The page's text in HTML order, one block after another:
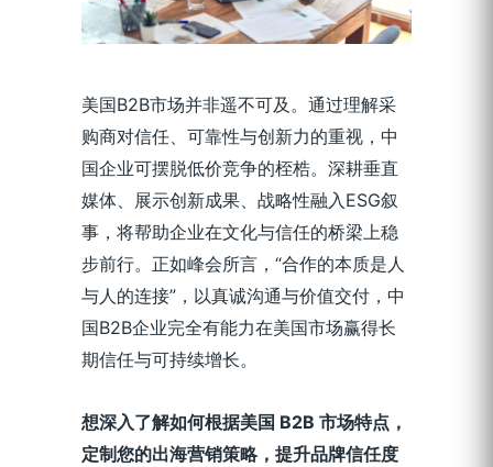
美国B2B市场并非遥不可及。通过理解采
购商对信任、可靠性与创新力的重视，中
国企业可摆脱低价竞争的桎梏。深耕垂直
媒体、展示创新成果、战略性融入ESG叙
事，将帮助企业在文化与信任的桥梁上稳
步前行。正如峰会所言，“合作的本质是人
与人的连接”，以真诚沟通与价值交付，中
国B2B企业完全有能力在美国市场赢得长
期信任与可持续增长。
想深入了解如何根据美国 B2B 市场特点，
定制您的出海营销策略，提升品牌信任度